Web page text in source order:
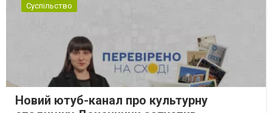
Суспільство
Новий ютуб-канал про культурну